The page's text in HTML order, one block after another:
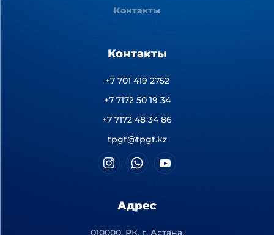
Контакты
Контакты
+7 701 419 2752
+7 7172 50 19 34
+7 7172 48 34 86
tpgt@tpgt.kz
Адрес
010000, РК, г. Астана,